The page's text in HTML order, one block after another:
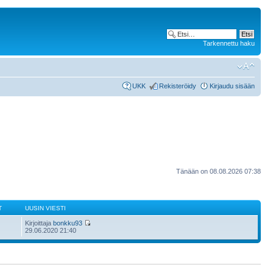
Tarkennettu haku
UKK Rekisteröidy Kirjaudu sisään
Tänään on 08.08.2026 07:38
UUSIN VIESTI
Kirjoittajabonkku93
29.06.2020 21:40